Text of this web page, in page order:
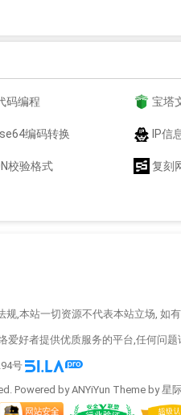
码编程 宝塔
编码转换 IP信
校验格式 复刻
,本站一切资源不代表本站立场, 如
爱好者提供优质服务的平台,任何问题
号
Powered by ANYiYun Theme by星